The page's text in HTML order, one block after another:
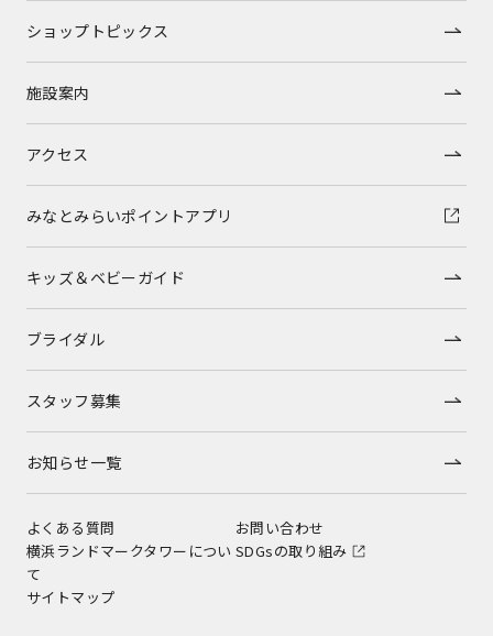
ショップトピックス
施設案内
アクセス
みなとみらいポイントアプリ
キッズ＆ベビーガイド
ブライダル
スタッフ募集
お知らせ一覧
よくある質問
お問い合わせ
横浜ランドマークタワーについ
て
SDGsの取り組み
サイトマップ